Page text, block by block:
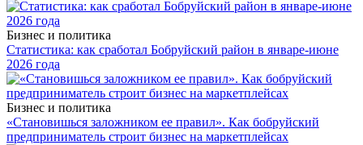
Бизнес и политика
Статистика: как сработал Бобруйский район в январе-июне
2026 года
Бизнес и политика
«Становишься заложником ее правил». Как бобруйский
предприниматель строит бизнес на маркетплейсах